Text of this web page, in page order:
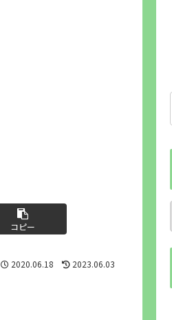
コピー
2020.06.18 2023.06.03